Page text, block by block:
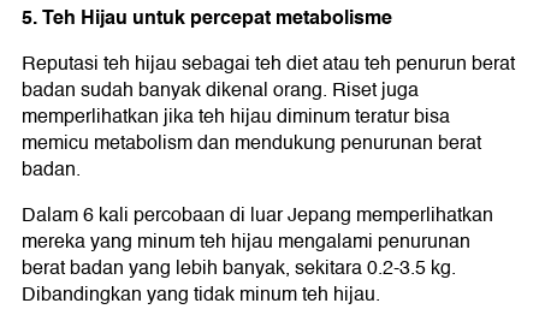
5. Teh Hijau untuk percepat metabolisme
Reputasi teh hijau sebagai teh diet atau teh penurun berat
badan sudah banyak dikenal orang. Riset juga
memperlihatkan jika teh hijau diminum teratur bisa
memicu metabolism dan mendukung penurunan berat
badan.
Dalam 6 kali percobaan di luar Jepang memperlihatkan
mereka yang minum teh hijau mengalami penurunan
berat badan yang lebih banyak, sekitara 0.2-3.5 kg.
Dibandingkan yang tidak minum teh hijau.